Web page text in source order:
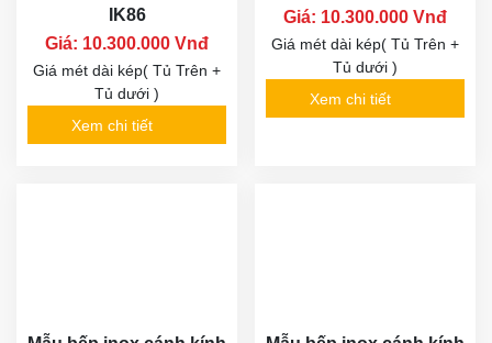
IK86
Giá: 10.300.000 Vnđ
Giá mét dài kép( Tủ Trên +
Tủ dưới )
Xem chi tiết
Giá: 10.300.000 Vnđ
Giá mét dài kép( Tủ Trên +
Tủ dưới )
Xem chi tiết